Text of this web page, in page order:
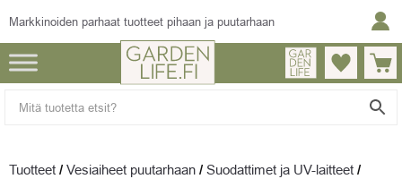
Markkinoiden parhaat tuotteet pihaan ja puutarhaan
Tuotteet / Vesiaiheet puutarhaan / Suodattimet ja UV-laitteet /